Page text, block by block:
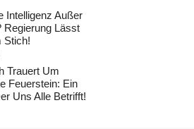
Intelligenz Außer
Regierung Lässt
Stich!
Trauert Um
Feuerstein: Ein
Uns Alle Betrifft!